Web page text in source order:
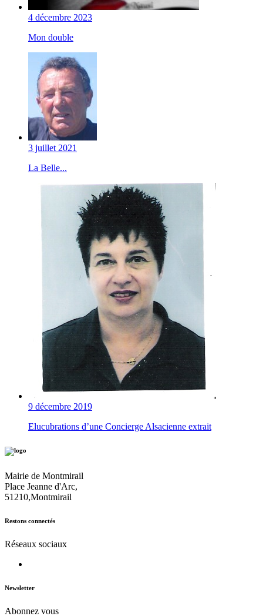
4 décembre 2023
Mon double
3 juillet 2021
La Belle...
9 décembre 2019
Elucubrations d’une Concierge Alsacienne extrait
Mairie de Montmirail
Place Jeanne d'Arc,
51210,Montmirail
Restons connectés
Réseaux sociaux
Newsletter
Abonnez vous